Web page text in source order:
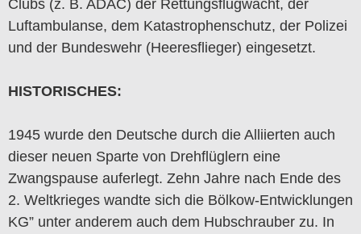
Clubs (z. B. ADAC) der Rettungsflugwacht, der
Luftambulanse, dem Katastrophenschutz, der Polizei
und der Bundeswehr (Heeresflieger) eingesetzt.
HISTORISCHES:
1945 wurde den Deutsche durch die Alliierten auch
dieser neuen Sparte von Drehflüglern eine
Zwangspause auferlegt. Zehn Jahre nach Ende des
2. Weltkrieges wandte sich die Bölkow-Entwicklungen
KG” unter anderem auch dem Hubschrauber zu. In